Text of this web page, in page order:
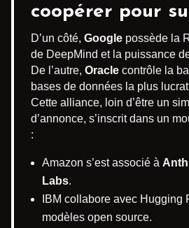
coopérer pour
D’un côté, Google possède la
de DeepMind et la puissance
De l’autre, Oracle contrôle la
bases de données la plus
Cette alliance, loin d’être un
d’annonce, s’inscrit dans un
:
Amazon s’est associé à
Labs.
IBM collabore avec Hugging
modèles open source.